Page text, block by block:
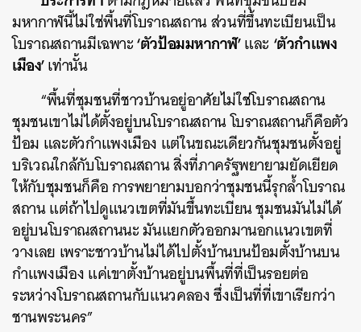
มหากาฬนี้ไม่ใช่พื้นที่โบราณสถาน ส่วนที่ขึ้นทะเบียนเป็น
โบราณสถานมีเฉพาะ‘ตัวป้อมมหากาฬ’และ ‘ตัวกำแพง
เมือง’เท่านั้น
“พื้นที่ชุมชนที่ชาวบ้านอยู่อาศัยไม่ใช่โบราณสถาน
ชุมชนเขาไม่ได้ตั้งอยู่บนโบราณสถาน โบราณสถานก็คือตัว
ป้อม และตัวกำแพงเมือง แต่ในขณะเดียวกันชุมชนตั้งอยู่
บริเวณใกล้กับโบราณสถาน สิ่งที่ภาครัฐพยายามยัดเยียด
ให้กับชุมชนก็คือ การพยายามบอกว่าชุมชนนี้รุกล้ำโบราณ
สถาน แต่ถ้าไปดูแนวเขตที่มันขึ้นทะเบียน ชุมชนมันไม่ได้
อยู่บนโบราณสถานนะ มันแยกตัวออกมานอกแนวเขตที่
วางเลย เพราะชาวบ้านไม่ได้ไปตั้งบ้านบนป้อมตั้งบ้านบน
กำแพงเมือง แค่เขาตั้งบ้านอยู่บนพื้นที่ที่เป็นรอยต่อ
ระหว่างโบราณสถานกับแนวคลอง ซึ่งเป็นที่ที่เขาเรียกว่า
ชานพระนคร”